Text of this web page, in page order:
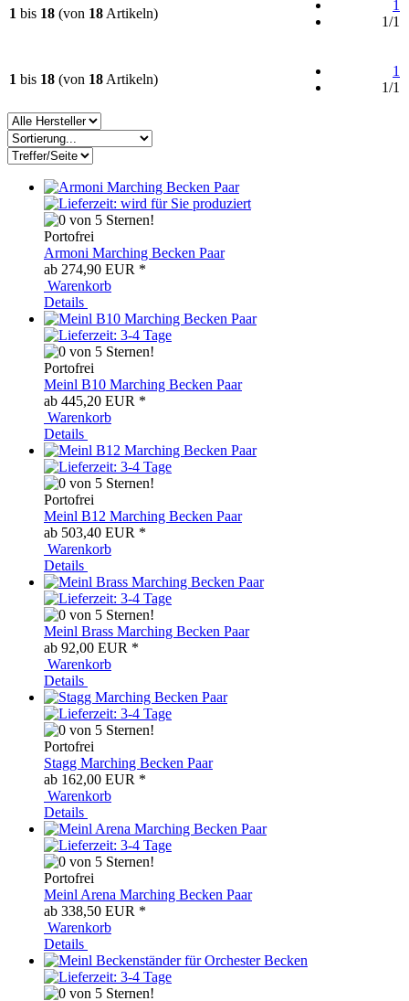
1 bis 18 (von 18 Artikeln)
1
1/1
1 bis 18 (von 18 Artikeln)
1
1/1
Portofrei
Armoni Marching Becken Paar
ab 274,90 EUR *
Warenkorb
Details
Portofrei
Meinl B10 Marching Becken Paar
ab 445,20 EUR *
Warenkorb
Details
Portofrei
Meinl B12 Marching Becken Paar
ab 503,40 EUR *
Warenkorb
Details
Meinl Brass Marching Becken Paar
ab 92,00 EUR *
Warenkorb
Details
Portofrei
Stagg Marching Becken Paar
ab 162,00 EUR *
Warenkorb
Details
Portofrei
Meinl Arena Marching Becken Paar
ab 338,50 EUR *
Warenkorb
Details